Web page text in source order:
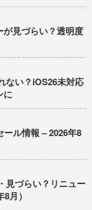
見づらい？透明度
ない？iOS26未対応
に
ール情報 – 2026年8
見づらい？リニュー
月）